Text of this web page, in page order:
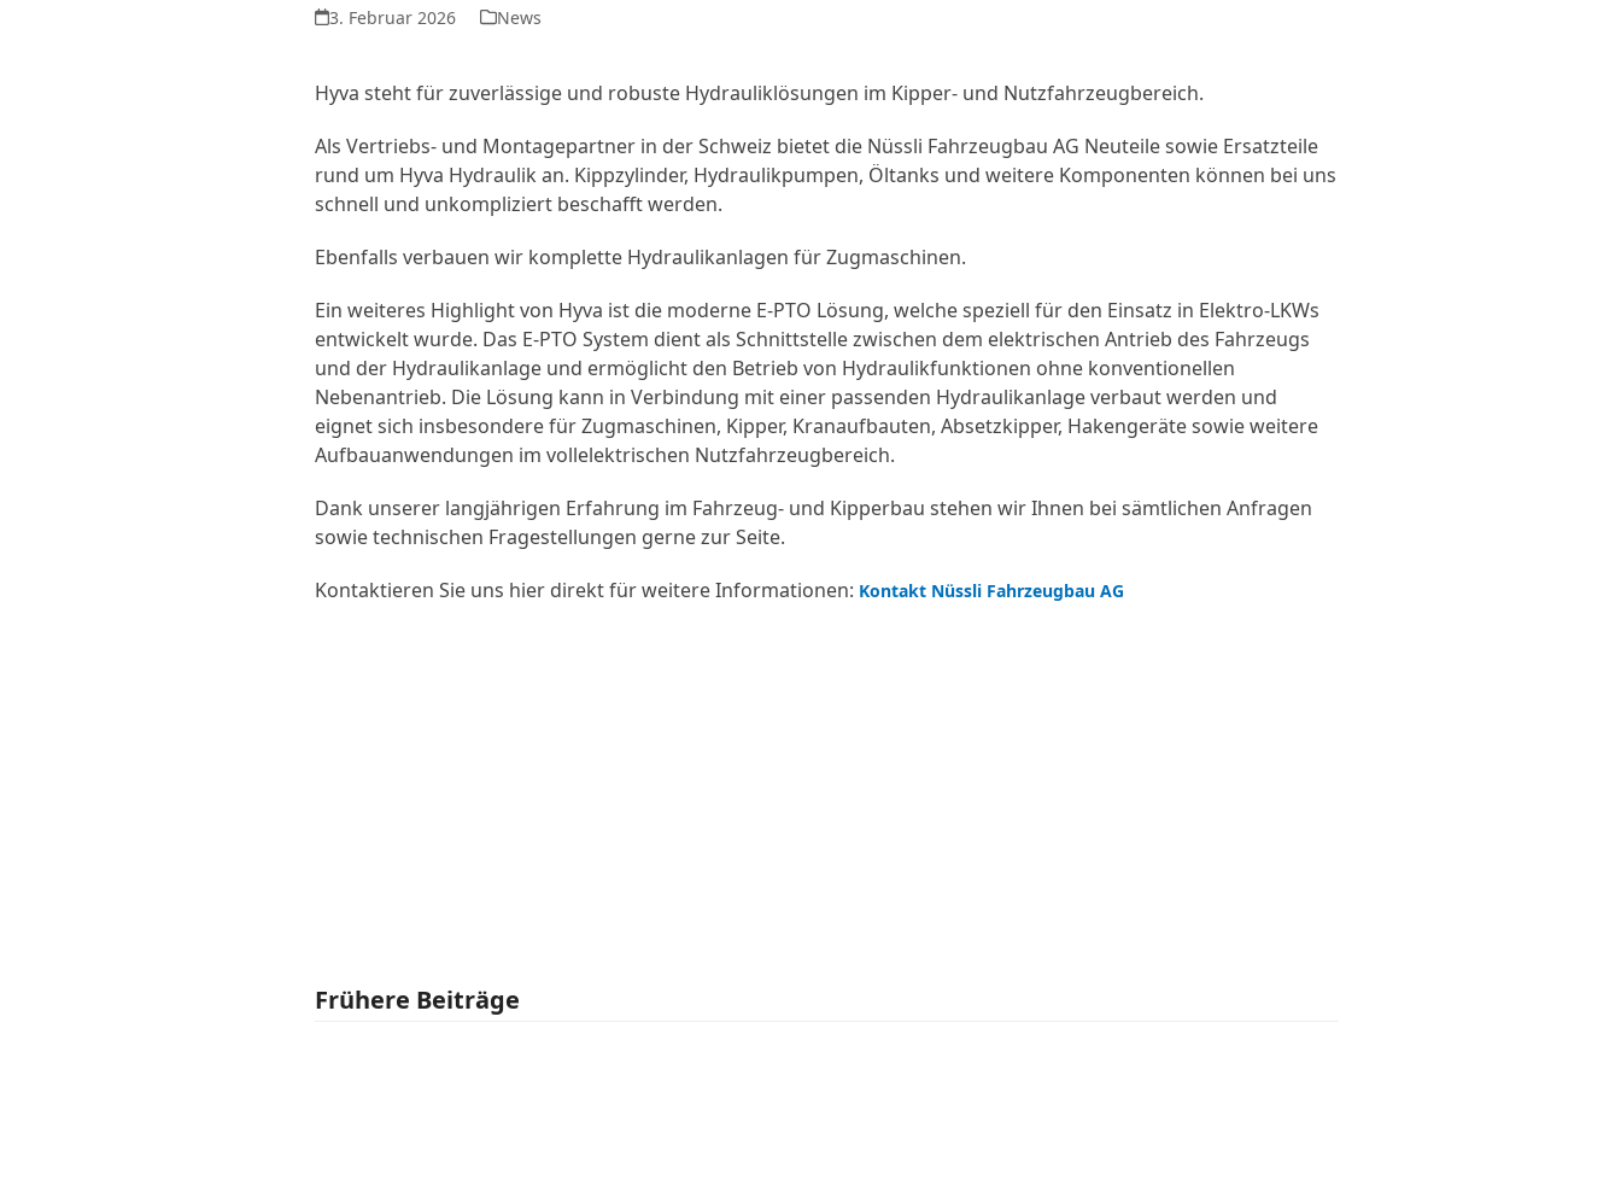
3. Februar 2026 News
Hyva steht für zuverlässige und robuste Hydrauliklösungen im Kipper- und Nutzfahrzeugbereich.
Als Vertriebs- und Montagepartner in der Schweiz bietet die Nüssli Fahrzeugbau AG Neuteile sowie Ersatzteile
rund um Hyva Hydraulik an. Kippzylinder, Hydraulikpumpen, Öltanks und weitere Komponenten können bei uns
schnell und unkompliziert beschafft werden.
Ebenfalls verbauen wir komplette Hydraulikanlagen für Zugmaschinen.
Ein weiteres Highlight von Hyva ist die moderne E-PTO Lösung, welche speziell für den Einsatz in Elektro-LKWs
entwickelt wurde. Das E-PTO System dient als Schnittstelle zwischen dem elektrischen Antrieb des Fahrzeugs
und der Hydraulikanlage und ermöglicht den Betrieb von Hydraulikfunktionen ohne konventionellen
Nebenantrieb. Die Lösung kann in Verbindung mit einer passenden Hydraulikanlage verbaut werden und
eignet sich insbesondere für Zugmaschinen, Kipper, Kranaufbauten, Absetzkipper, Hakengeräte sowie weitere
Aufbauanwendungen im vollelektrischen Nutzfahrzeugbereich.
Dank unserer langjährigen Erfahrung im Fahrzeug- und Kipperbau stehen wir Ihnen bei sämtlichen Anfragen
sowie technischen Fragestellungen gerne zur Seite.
Kontaktieren Sie uns hier direkt für weitere Informationen: Kontakt Nüssli Fahrzeugbau AG
Frühere Beiträge